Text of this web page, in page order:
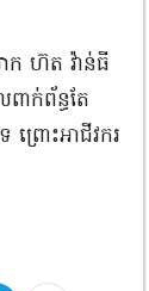
ក ហ៊ត វ៉ាន់ធី
ាក់ព័ន្ធតែ
ព្រោះអាជីវករ